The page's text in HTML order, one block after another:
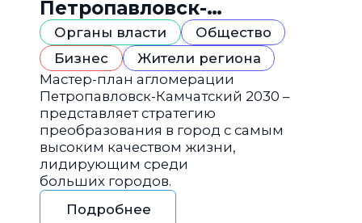
Петропавловск-
Камчатский 2030
Органы власти
Общество
Бизнес
Жители региона
Мастер-план агломерации
Петропавловск-Камчатский 2030 –
представляет стратегию
преобразования в город с самым
высоким качеством жизни,
лидирующим среди
больших городов.
Подробнее